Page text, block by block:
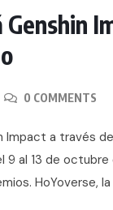
0 COMMENTS
Impact a través
9 al 13 de
HoYoverse,